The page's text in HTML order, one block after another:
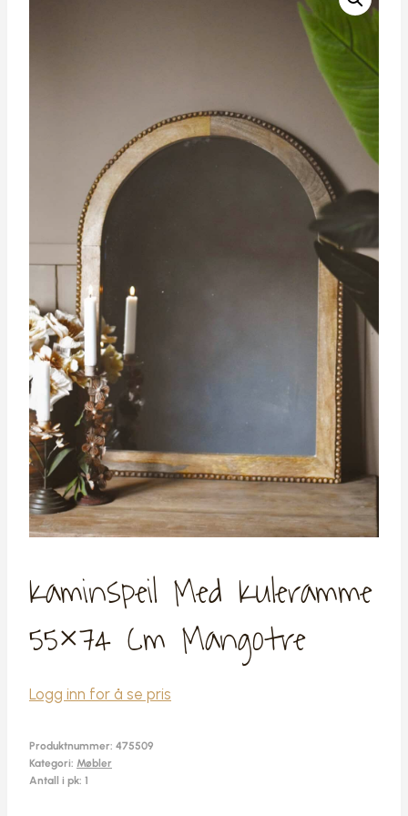
Kaminspeil Med Kuleramme
55×74 Cm Mangotre
Logg inn for å se pris
Produktnummer: 475509
Kategori: Møbler
Antall i pk: 1